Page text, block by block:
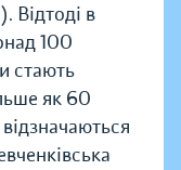
Відтоді в
100
стають
як 60